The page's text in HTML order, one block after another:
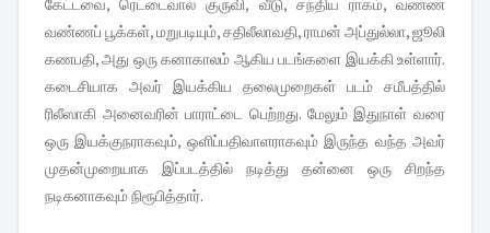
வண்ணப் பூக்கள், மறுபடியும், சதிலீலாவதி, ராமன் அப்துல்லா, ஜூலி
கணபதி, அது ஒரு கனாகாலம் ஆகிய படங்களை இயக்கி உள்ளார்.
கடைசியாக அவர் இயக்கிய தலைமுறைகள் படம் சமீபத்தில்
ரிலீஸாகி அனைவரின் பாராட்டை பெற்றது. மேலும் இதுநாள் வரை
ஒரு இயக்குநராகவும், ஒளிப்பதிவாளராகவும் இருந்த வந்த அவர்
முதன்முறையாக இப்படத்தில் நடித்து தன்னை ஒரு சிறந்த
நடிகனாகவும் நிரூபித்தார்.